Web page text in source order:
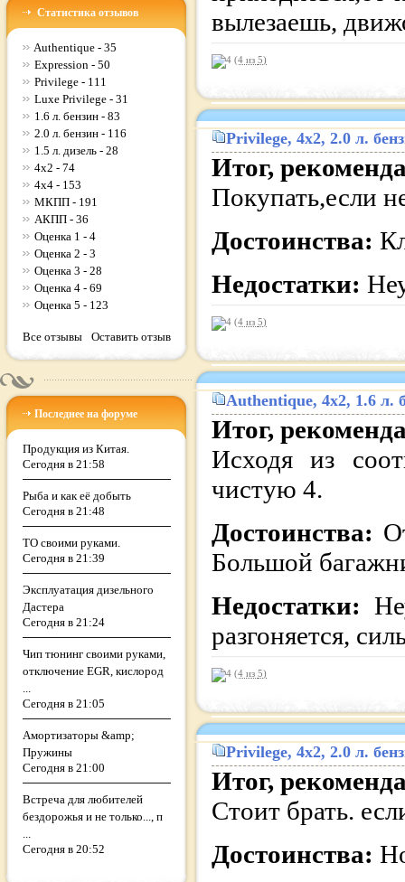
Статистика отзывов
Authentique - 35
Expression - 50
Privilege - 111
Luxe Privilege - 31
1.6 л. бензин - 83
2.0 л. бензин - 116
1.5 л. дизель - 28
4x2 - 74
4x4 - 153
МКПП - 191
АКПП - 36
Оценка 1 - 4
Оценка 2 - 3
Оценка 3 - 28
Оценка 4 - 69
Оценка 5 - 123
Все отзывы Оставить отзыв
Последнее на форуме
Продукция из Китая.
Сегодня в 21:58
Рыба и как её добыть
Сегодня в 21:48
ТО своими руками.
Сегодня в 21:39
Эксплуатация дизельного
Дастера
Сегодня в 21:24
Чип тюнинг своими руками,
отключение EGR, кислород
...
Сегодня в 21:05
Амортизаторы &amp;
Пружины
Сегодня в 21:00
Встреча для любителей
бездорожья и не только..., п
...
Сегодня в 20:52
вылезаешь,
(4 из 5)
Privilege, 4x2, 2.0 л.
Итог,
Покупать,если
Достоинства:
Недостатки:
(4 из 5)
Authentique, 4x2, 1.6 л.
Итог,
Исходя из
чистую 4.
Достоинства:
Большой
Недостатки:
разгоняется,
(4 из 5)
Privilege, 4x2, 2.0 л.
Итог,
Стоит брать.
Достоинства: